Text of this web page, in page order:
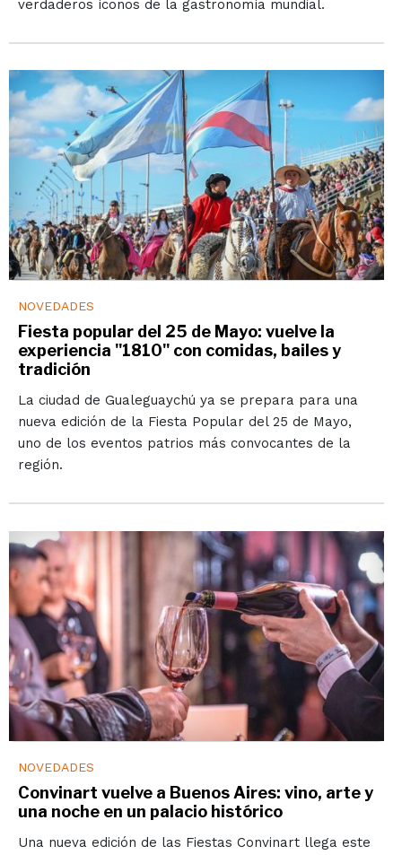
verdaderos íconos de la gastronomía mundial.
NOVEDADES
Fiesta popular del 25 de Mayo: vuelve la
experiencia "1810" con comidas, bailes y
tradición
La ciudad de Gualeguaychú ya se prepara para una
nueva edición de la Fiesta Popular del 25 de Mayo,
uno de los eventos patrios más convocantes de la
región.
NOVEDADES
Convinart vuelve a Buenos Aires: vino, arte y
una noche en un palacio histórico
Una nueva edición de las Fiestas Convinart llega este